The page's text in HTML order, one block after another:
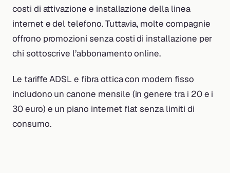
costi di attivazione e installazione della linea
internet e del telefono. Tuttavia, molte compagnie
offrono promozioni senza costi di installazione per
chi sottoscrive l’abbonamento online.
Le tariffe ADSL e fibra ottica con modem fisso
includono un canone mensile (in genere tra i 20 e i
30 euro) e un piano internet flat senza limiti di
consumo.